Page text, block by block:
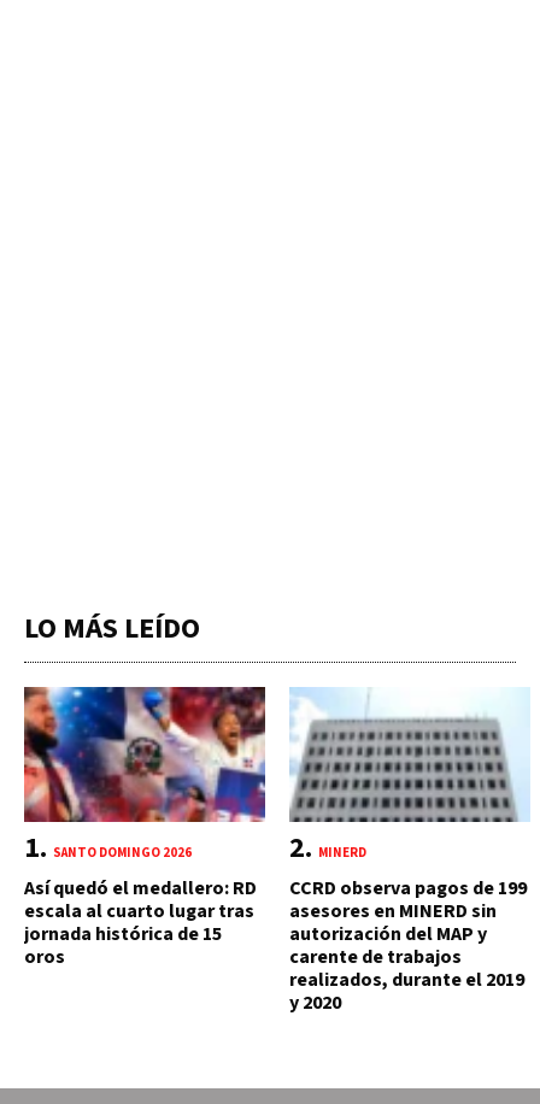
LO MÁS LEÍDO
SANTO DOMINGO 2026
Así quedó el medallero: RD
escala al cuarto lugar tras
jornada histórica de 15
oros
MINERD
CCRD observa pagos de 199
asesores en MINERD sin
autorización del MAP y
carente de trabajos
realizados, durante el 2019
y 2020